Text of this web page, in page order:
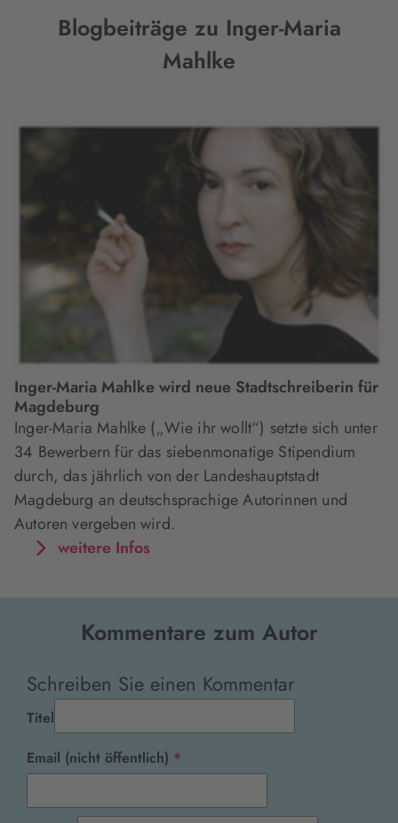
Blogbeiträge zu Inger-Maria
Mahlke
Inger-Maria Mahlke wird neue Stadtschreiberin für
Magdeburg
Inger-Maria Mahlke („Wie ihr wollt“) setzte sich unter
34 Bewerbern für das siebenmonatige Stipendium
durch, das jährlich von der Landeshauptstadt
Magdeburg an deutschsprachige Autorinnen und
Autoren vergeben wird.
weitere Infos
Kommentare zum Autor
Schreiben Sie einen Kommentar
Titel
Email (nicht öffentlich) *